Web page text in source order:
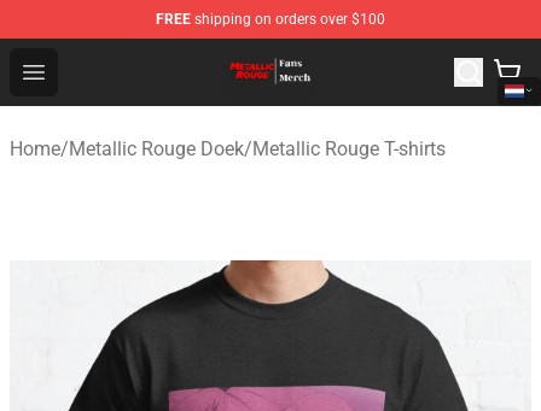
FREE shipping on orders over $100
Open menu
Metallic Rouge Store - Official Metallic Rouge
Home/Metallic Rouge Doek/Metallic Rouge T-shirts